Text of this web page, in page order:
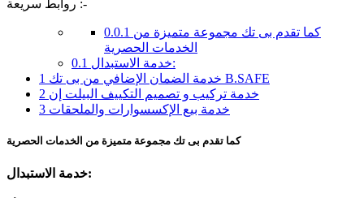
روابط سريعة :-
0.0.1
الخدمات الحصرية
0.1
خدمة الاستبدال:
1
خدمة الضمان الإضافي من بى تك B.SAFE
2 خدمة تركيب و تصميم التكييف البيلت إن
3 خدمة بيع الإكسسوارات والملحقات
كما تقدم بى تك مجموعة متميزة من الخدمات الحصرية
خدمة الاستبدال: